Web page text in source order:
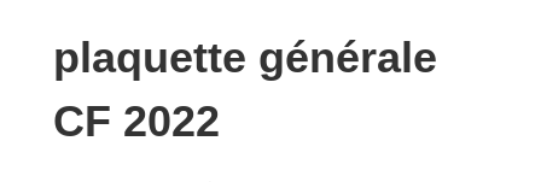
plaquette générale
CF 2022